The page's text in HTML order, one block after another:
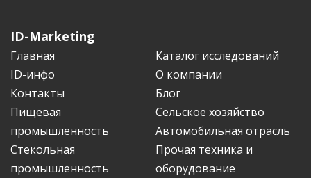
ID-Marketing
Главная
Каталог исследований
ID-инфо
О компании
Контакты
Блог
Пищевая
промышленность
Сельское хозяйство
Автомобильная отрасль
Стекольная
промышленность
Прочая техника и
оборудование